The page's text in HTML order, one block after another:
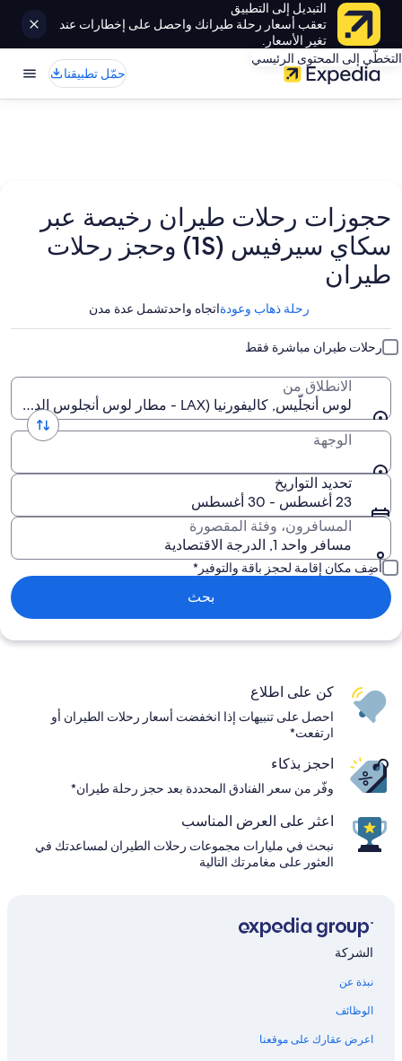
التبديل إلى التطبيق
تعقب أسعار رحلة طيرانك واحصل على إخطارات عند
تغير الأسعار.
التخطّي إلى المحتوى الرئيسي
حمّل تطبيقنا
حجوزات رحلات طيران رخيصة عبر
سكاي سيرفيس (1S) وحجز رحلات
طيران
رحلة ذهاب وعودةاتجاه واحدتشمل عدة مدن
رحلات طيران مباشرة فقط
الانطلاق من
لوس أنجلّيس, كاليفورنيا (LAX - مطار لوس أنجلوس الدولي)
الوجهة
تحديد التواريخ
23 أغسطس - 30 أغسطس
المسافرون، وفئة المقصورة
مسافر واحد 1, الدرجة الاقتصادية
أضِف مكان إقامة لحجز باقة والتوفير*
بحث
كن على اطلاع
احصل على تنبيهات إذا انخفضت أسعار رحلات الطيران أو
ارتفعت*
احجز بذكاء
وفّر من سعر الفنادق المحددة بعد حجز رحلة طيران*
اعثر على العرض المناسب
نبحث في مليارات مجموعات رحلات الطيران لمساعدتك في
العثور على مغامرتك التالية
الشركة
نبذة عن
الوظائف
اعرض عقارك على موقعنا